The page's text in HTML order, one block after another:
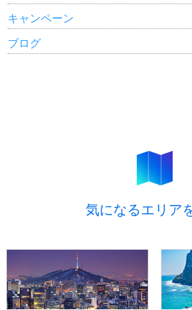
キャンペーン
ブログ
気になるエリア